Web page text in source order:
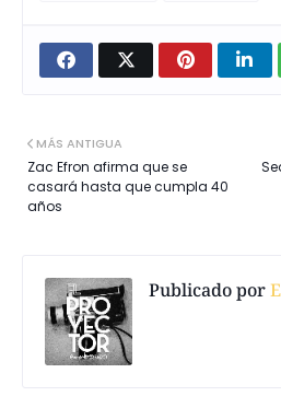
MÁS ANTIGUA
Zac Efron afirma que se
casará hasta que cumpla 40
años
Publicado por